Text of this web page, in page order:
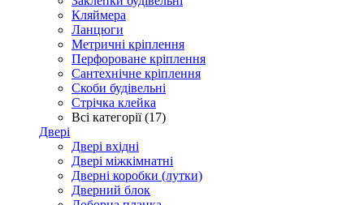
Кляймера
Ланцюги
Метричні кріплення
Перфороване кріплення
Сантехнічне кріплення
Скоби будівельні
Стрічка клейка
Всі категорії (17)
Двері
Двері вхідні
Двері міжкімнатні
Дверні коробки (лутки)
Дверний блок